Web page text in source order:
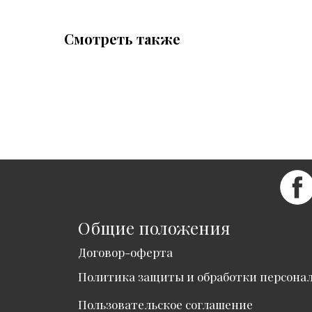
Смотреть также
Общие положения
Договор-оферта
Политика защиты и обработки
Пользовательское соглашение